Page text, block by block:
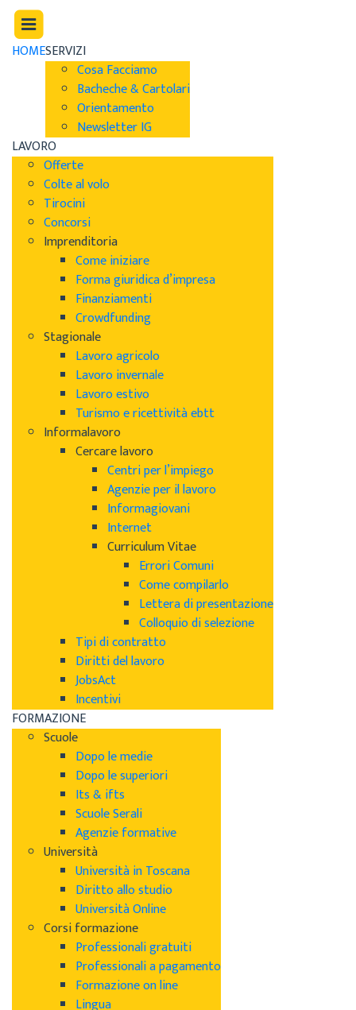
HOMESERVIZI
Cosa Facciamo
Bacheche & Cartolari
Orientamento
Newsletter IG
LAVORO
Offerte
Colte al volo
Tirocini
Concorsi
Imprenditoria
Come iniziare
Forma giuridica d’impresa
Finanziamenti
Crowdfunding
Stagionale
Lavoro agricolo
Lavoro invernale
Lavoro estivo
Turismo e ricettività ebtt
Informalavoro
Cercare lavoro
Centri per l’impiego
Agenzie per il lavoro
Informagiovani
Internet
Curriculum Vitae
Errori Comuni
Come compilarlo
Lettera di presentazione
Colloquio di selezione
Tipi di contratto
Diritti del lavoro
JobsAct
Incentivi
FORMAZIONE
Scuole
Dopo le medie
Dopo le superiori
Its & ifts
Scuole Serali
Agenzie formative
Università
Università in Toscana
Diritto allo studio
Università Online
Corsi formazione
Professionali gratuiti
Professionali a pagamento
Formazione on line
Lingua